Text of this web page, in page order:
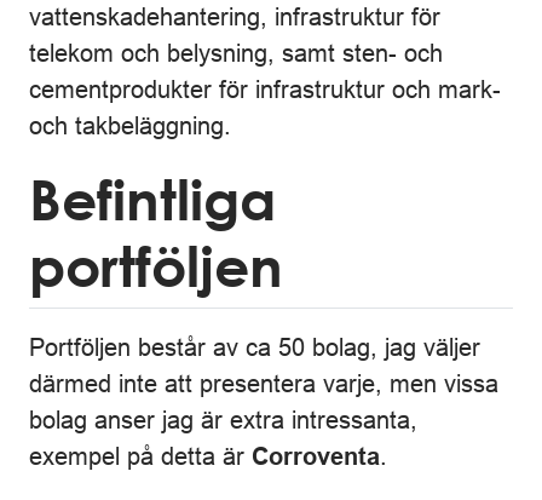
vattenskadehantering, infrastruktur för
telekom och belysning, samt sten- och
cementprodukter för infrastruktur och mark-
och takbeläggning.
Befintliga
portföljen
Portföljen består av ca 50 bolag, jag väljer
därmed inte att presentera varje, men vissa
bolag anser jag är extra intressanta,
exempel på detta är Corroventa.